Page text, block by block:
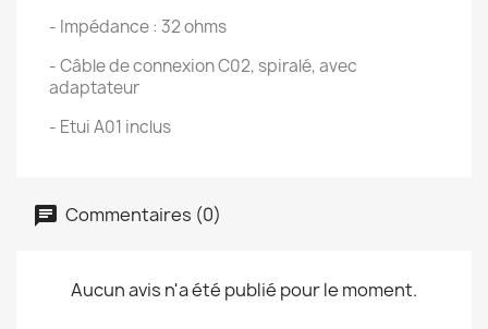
- Impédance : 32 ohms
- Câble de connexion C02, spiralé, avec
adaptateur
- Etui A01 inclus
Commentaires (0)
Aucun avis n'a été publié pour le moment.